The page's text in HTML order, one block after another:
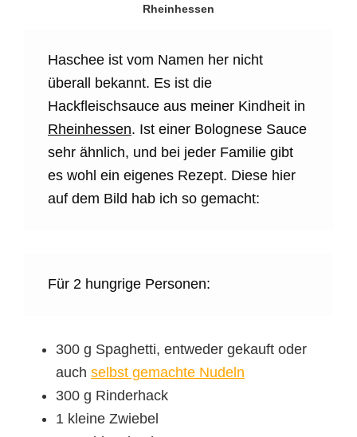
Rheinhessen
Haschee ist vom Namen her nicht
überall bekannt. Es ist die
Hackfleischsauce aus meiner Kindheit in
Rheinhessen. Ist einer Bolognese Sauce
sehr ähnlich, und bei jeder Familie gibt
es wohl ein eigenes Rezept. Diese hier
auf dem Bild hab ich so gemacht:
Für 2 hungrige Personen:
300 g Spaghetti, entweder gekauft oder
auch selbst gemachte Nudeln
300 g Rinderhack
1 kleine Zwiebel